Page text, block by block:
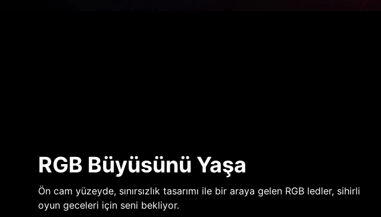
RGB Büyüsünü Yaşa
Ön cam yüzeyde, sınırsızlık tasarımı ile bir araya gelen RGB ledler, sihirli
oyun geceleri için seni bekliyor.